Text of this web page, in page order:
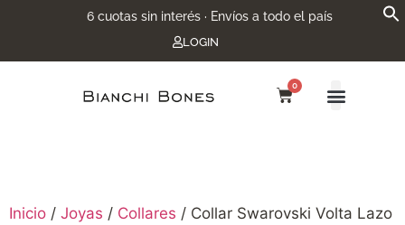
6 cuotas sin interés · Envíos a todo el país
LOGIN
0
Inicio / Joyas / Collares / Collar Swarovski Volta Lazo